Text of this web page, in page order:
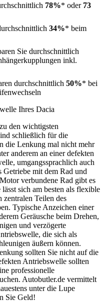
78%* oder 73
34%* beim
Sie durchschnittlich
inkl.
durchschnittlich 50%* bei
Ihres Dacia
den wichtigsten
schließlich für die
die Lenkung mal nicht mehr
anderem an einer defekten
umgangssprachlich auch
Getriebe mit dem Rad und
verbundene Rad gibt es
sich am besten als flexible
zentralen Teilen des
Typische Anzeichen einer
Geräusche beim Drehen,
und verzögerte
die sich als
äußern können.
sollten Sie nicht auf die
Antriebswelle sollten
professionelle
Autobutler.de vermittelt
unter die Lupe
Sie Geld!